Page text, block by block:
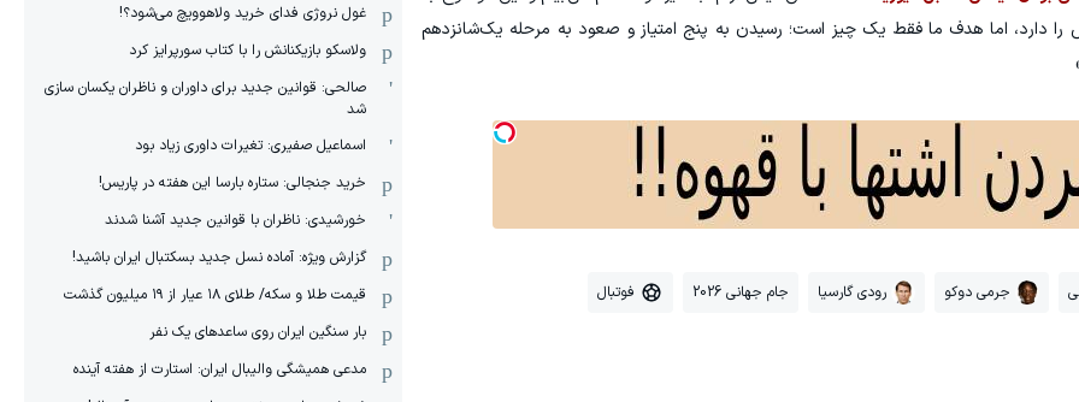
دارد، اما هدف ما فقط یک چیز است؛ رسیدن به پنج امتیاز و صعود به مرحله یک‌شانزدهم
جرمی دوکو رودی گارسیا جام جهانی 2026 فوتبال
غول نروژی فدای خرید ولاهوویچ می‌شود؟!
ولاسکو بازیکنانش را با کتاب سورپرایز کرد
صالحی: قوانین جدید برای داوران و ناظران یکسان سازی
شد
اسماعیل صفیری: تغیرات داوری زیاد بود
خرید جنجالی: ستاره بارسا این هفته در پاریس!
خورشیدی: ناظران با قوانین جدید آشنا شدند
گزارش ویژه‌: آماده نسل جدید بسکتبال ایران باشید!
قیمت طلا و سکه/ طلای ۱۸ عیار از ۱۹ میلیون گذشت
بار سنگین ایران روی ساعدهای یک نفر
مدعی همیشگی والیبال ایران: استارت از هفته آینده